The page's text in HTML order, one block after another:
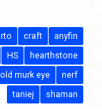
anyfin
craft
hearthstone
HS
nerf
old murk eye
shaman
taniej